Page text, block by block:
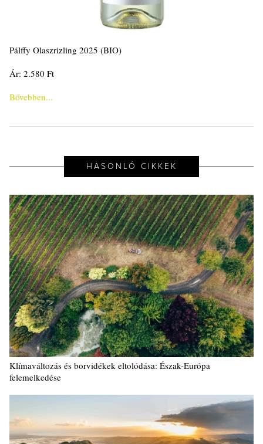
Pálffy Olaszrizling 2025 (BIO)
Ár: 2.580 Ft
Bővebben...
HASONLÓ CIKKEK
Klímaváltozás és borvidékek eltolódása: Észak-Európa
felemelkedése